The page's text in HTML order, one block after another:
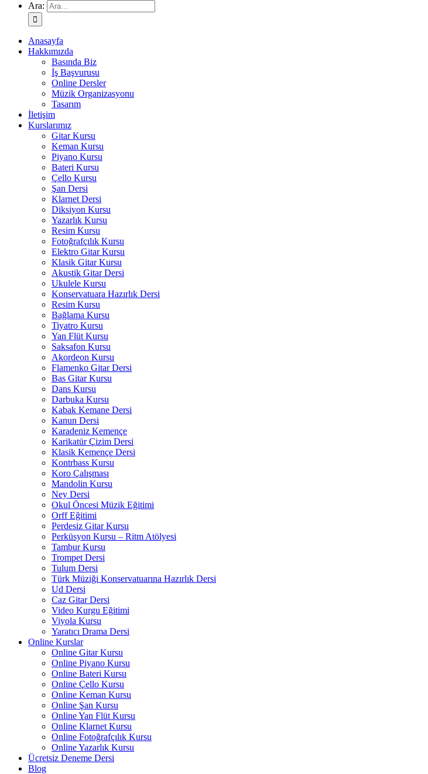
Ara:
Anasayfa
Hakkımızda
Basında Biz
İş Başvurusu
Online Dersler
Müzik Organizasyonu
Tasarım
İletişim
Kurslarımız
Gitar Kursu
Keman Kursu
Piyano Kursu
Bateri Kursu
Çello Kursu
Şan Dersi
Klarnet Dersi
Diksiyon Kursu
Yazarlık Kursu
Resim Kursu
Fotoğrafçılık Kursu
Elektro Gitar Kursu
Klasik Gitar Kursu
Akustik Gitar Dersi
Ukulele Kursu
Konservatuara Hazırlık Dersi
Resim Kursu
Bağlama Kursu
Tiyatro Kursu
Yan Flüt Kursu
Saksafon Kursu
Akordeon Kursu
Flamenko Gitar Dersi
Bas Gitar Kursu
Dans Kursu
Darbuka Kursu
Kabak Kemane Dersi
Kanun Dersi
Karadeniz Kemençe
Karikatür Çizim Dersi
Klasik Kemençe Dersi
Kontrbass Kursu
Koro Çalışması
Mandolin Kursu
Ney Dersi
Okul Öncesi Müzik Eğitimi
Orff Eğitimi
Perdesiz Gitar Kursu
Perküsyon Kursu – Ritm Atölyesi
Tambur Kursu
Trompet Dersi
Tulum Dersi
Türk Müziği Konservatuarına Hazırlık Dersi
Ud Dersi
Caz Gitar Dersi
Video Kurgu Eğitimi
Viyola Kursu
Yaratıcı Drama Dersi
Online Kurslar
Online Gitar Kursu
Online Piyano Kursu
Online Bateri Kursu
Online Çello Kursu
Online Keman Kursu
Online Şan Kursu
Online Yan Flüt Kursu
Online Klarnet Kursu
Online Fotoğrafçılık Kursu
Online Yazarlık Kursu
Ücretsiz Deneme Dersi
Blog